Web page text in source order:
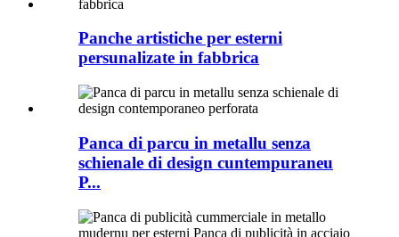
Panche artistiche per esterni
persunalizate in fabbrica
Panca di parcu in metallu senza
schienale di design cuntempuraneu
P...